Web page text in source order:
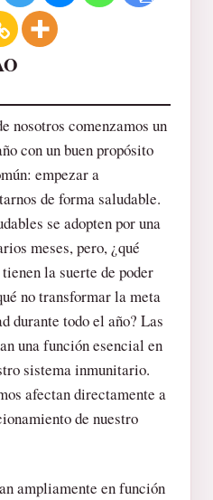
nosotros comenzamos un
con un buen propósito
empezar a
de forma saludable.
se adopten por una
meses, pero, ¿qué
la suerte de poder
no transformar la meta
durante todo el año? Las
una función esencial en
sistema inmunitario.
afectan directamente a
de nuestro
ampliamente en función